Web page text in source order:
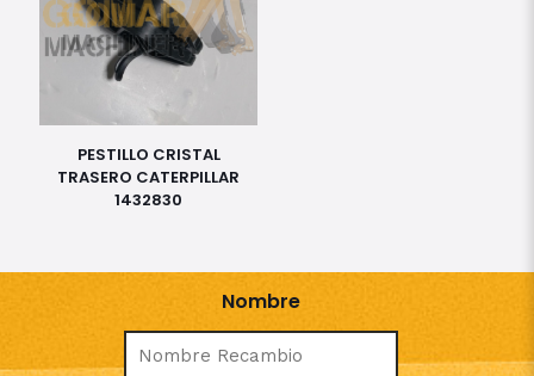
PESTILLO CRISTAL
TRASERO CATERPILLAR
1432830
Nombre